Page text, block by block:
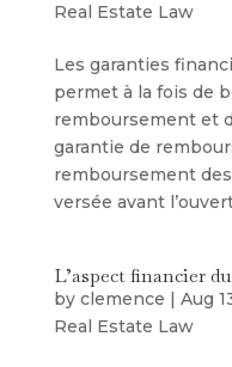
Real Estate Law
Les garanties
permet à la fois de
remboursement et
garantie de
remboursement
versée avant
L’aspect financier
by clemence | Aug
Real Estate Law